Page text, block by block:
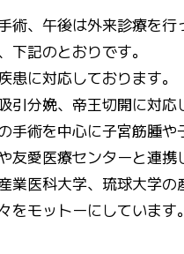
術、午後は外来診療を行
下記のとおりです。
患に対応しております。
引分娩、帝王切開に対応
手術を中心に子宮筋腫
友愛医療センターと連
業医科大学、琉球大学
をモットーにしています